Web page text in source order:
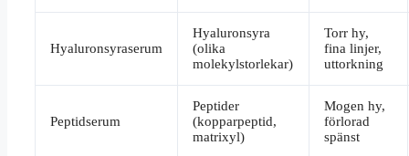
Hyaluronsyraserum
Hyaluronsyra
(olika
molekylstorlekar)
Torr hy,
fina linjer,
uttorkning
Peptidserum
Peptider
(kopparpeptid,
matrixyl)
Mogen hy,
förlorad
spänst